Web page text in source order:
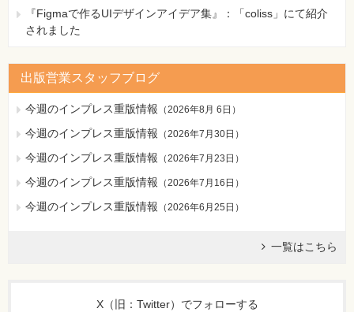
『Figmaで作るUIデザインアイデア集』：「coliss」にて紹介
されました
出版営業スタッフブログ
今週のインプレス重版情報 （2026年8月 6日 ）
今週のインプレス重版情報 （2026年7月30日 ）
今週のインプレス重版情報 （2026年7月23日 ）
今週のインプレス重版情報 （2026年7月16日 ）
今週のインプレス重版情報 （2026年6月25日 ）
一覧はこちら
X（旧：Twitter）でフォローする